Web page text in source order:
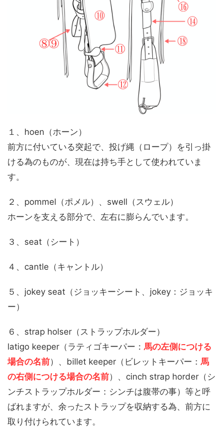
１、hoen（ホーン）
前方に付いている突起で、投げ縄（ロープ）を引っ掛
ける為のものが、現在は持ち手として使われていま
す。
２、pommel（ポメル）、swell（スウェル）
ホーンを支える部分で、左右に膨らんでいます。
３、seat（シート）
４、cantle（キャントル）
５、jokey seat（ジョッキーシート、jokey：ジョッキ
ー）
６、strap holser（ストラップホルダー）
latigo keeper（ラティゴキーパー： 馬の左側につける
場合の名前）、billet keeper（ビレットキーパー： 馬
の右側につける場合の名前）、cinch strap horder（シ
ンチストラップホルダー：シンチは腹帯の事）等と呼
ばれますが、余ったストラップを収納する為、前方に
取り付けられています。